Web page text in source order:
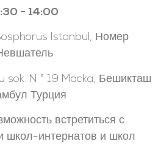
- 14:00
Istanbul, Номер
sok. N ° 19 Macka, Бешикташ
Турция
встретиться с
школ-интернатов и школ